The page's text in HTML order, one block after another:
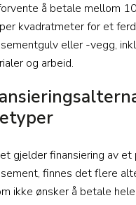
å betale mellom
kvadratmeter for et
eller -vegg,
og arbeid.
gjelder finansiering av
finnes det flere
ikke ønsker å betale